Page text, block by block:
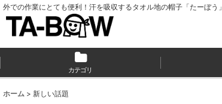
外での作業にとても便利！汗を吸収するタオル地の帽子「たーぼう」
カテゴリ
ホーム > 新しい話題